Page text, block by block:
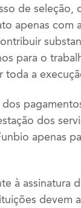
de seleção,
apenas com
para o
toda a
dos
apenas
à assinatura
devem